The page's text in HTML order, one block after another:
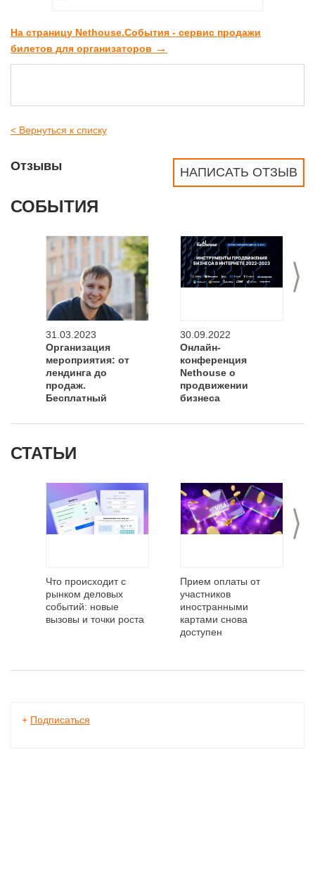
На страницу Nethouse.События - сервис продажи
билетов для организаторов →
< Вернуться к списку
НАПИСАТЬ ОТЗЫВ
Отзывы
СОБЫТИЯ
>
31.03.2023
Организация
мероприятия: от
лендинга до
продаж.
Бесплатный
30.09.2022
Онлайн-
конференция
Nethouse о
продвижении
бизнеса
СТАТЬИ
>
Что происходит с
рынком деловых
событий: новые
вызовы и точки роста
Прием оплаты от
участников
иностранными
картами снова
доступен
+ Подписаться